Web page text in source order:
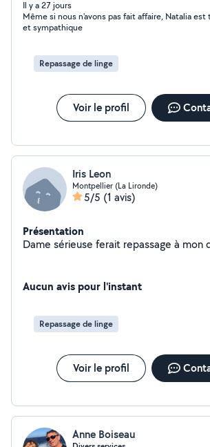
repassage professionnel Contactez-moi dès aujourd'hui
pour un service professionnel et fiable !
Il y a 27 jours
Même si nous n'avons pas fait affaire, Natalia
et sympathique
Repassage de linge
Voir le profil
Iris Leon
Montpellier (La Lironde)
5/5 (1 avis)
Présentation
Dame sérieuse ferait repassage à mon
Aucun avis pour l'instant
Repassage de linge
Voir le profil
Anne Boiseau